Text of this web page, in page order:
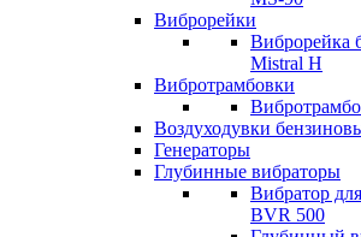
Виброрейки
Виброрейка
Mistral H
Вибротрамбовки
Воздуходувки
Генераторы
Глубинные вибраторы
Вибратор
BVR 500